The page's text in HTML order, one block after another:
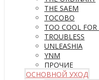
THE SAEM
TOCOBO
TOO COOL FOR
TROUBLESS
UNLEASHIA
YNM
ПРОЧИЕ
ОСНОВНОЙ УХОД